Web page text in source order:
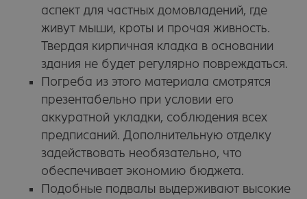
аспект для частных домовладений, где
живут мыши, кроты и прочая живность.
Твердая кирпичная кладка в основании
здания не будет регулярно повреждаться.
Погреба из этого материала смотрятся
презентабельно при условии его
аккуратной укладки, соблюдения всех
предписаний. Дополнительную отделку
задействовать необязательно, что
обеспечивает экономию бюджета.
Подобные подвалы выдерживают высокие